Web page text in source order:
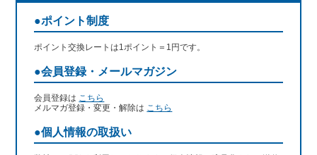
●ポイント制度
ポイント交換レートは1ポイント＝1円です。
●会員登録・メールマガジン
会員登録は こちら
メルマガ登録・変更・解除は こちら
●個人情報の取扱い